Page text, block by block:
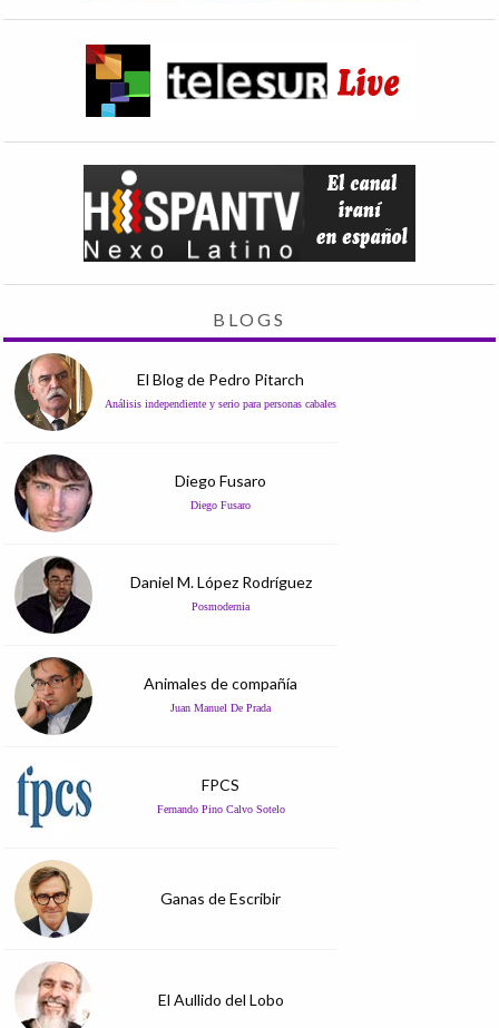
BLOGS
El Blog de Pedro Pitarch
Análisis independiente y serio para personas cabales
Diego Fusaro
Diego Fusaro
Daniel M. López Rodríguez
Posmodernia
Animales de compañía
Juan Manuel De Prada
FPCS
Fernando Pino Calvo Sotelo
Ganas de Escribir
El Aullido del Lobo